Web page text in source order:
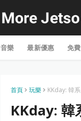
音樂 最新優惠 免
首頁 玩樂 KKday: 韓
KKday: 韓